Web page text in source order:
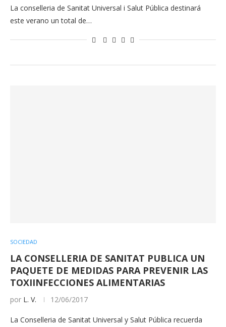
La conselleria de Sanitat Universal i Salut Pública destinará
este verano un total de…
SOCIEDAD
LA CONSELLERIA DE SANITAT PUBLICA UN
PAQUETE DE MEDIDAS PARA PREVENIR LAS
TOXIINFECCIONES ALIMENTARIAS
por L. V. 12/06/2017
La Conselleria de Sanitat Universal y Salut Pública recuerda